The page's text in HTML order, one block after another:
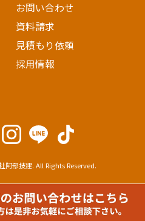
お問い合わせ
資料請求
見積もり依頼
採用情報
部技建. All Rights Reserved.